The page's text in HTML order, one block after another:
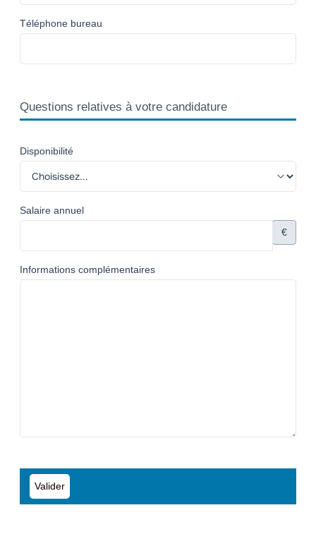
Téléphone bureau
Questions relatives à votre candidature
Disponibilité
Salaire annuel
€
Informations complémentaires